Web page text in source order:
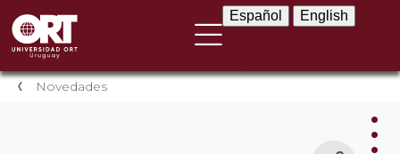
Español English
Novedades